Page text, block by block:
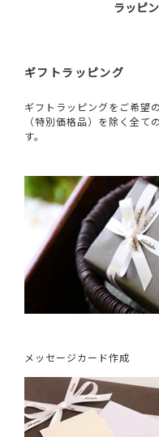
ラッピ
ギフトラッピング
ギフトラッピングをご希望
（特別価格品）を除く全て
す。
メッセージカード作成